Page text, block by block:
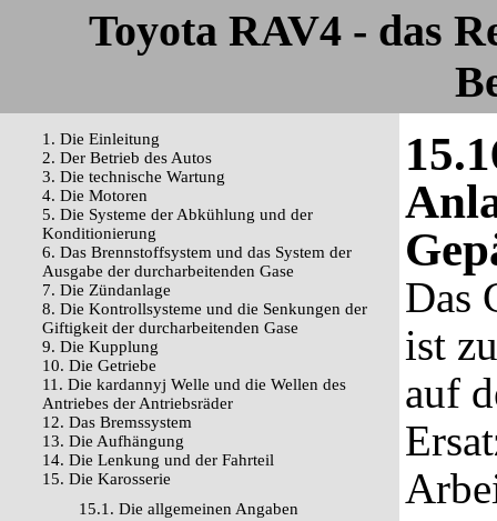
Toyota RAV4 - das
1. Die Einleitung
2. Der Betrieb des Autos
3. Die technische Wartung
4. Die Motoren
5. Die Systeme der Abkühlung und der
Konditionierung
6. Das Brennstoffsystem und das System der
Ausgabe der durcharbeitenden Gase
7. Die Zündanlage
8. Die Kontrollsysteme und die Senkungen der
Giftigkeit der durcharbeitenden Gase
9. Die Kupplung
10. Die Getriebe
11. Die kardannyj Welle und die Wellen des
Antriebes der Antriebsräder
12. Das Bremssystem
13. Die Aufhängung
14. Die Lenkung und der Fahrteil
15. Die Karosserie
15.1. Die allgemeinen Angaben
Das
ist
auf